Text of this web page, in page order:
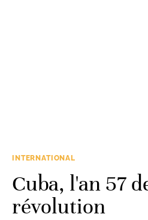
INTERNATIONAL
Cuba, l'an 57
révolution